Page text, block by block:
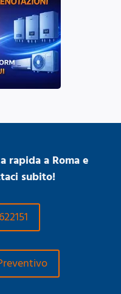
rapida a Roma e
subito!